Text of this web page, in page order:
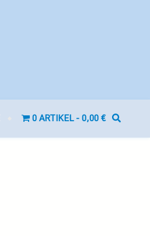
0 ARTIKEL 0,00 €